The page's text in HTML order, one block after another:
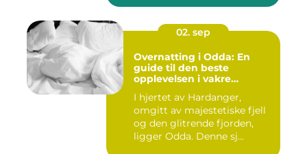
02. sep
Overnatting i Odda: En
guide til den beste
opplevelsen i vakre
I hjertet av Hardanger,
omgitt av majestetiske fjell
og den glitrende fjorden,
ligger Odda. Denne sj...